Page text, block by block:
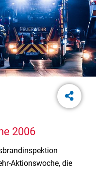
2006
Aktionswoche, die